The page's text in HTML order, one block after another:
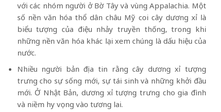
với các nhóm người ở Bờ Tây và vùng Appalachia. Một
số nền văn hóa thổ dân châu Mỹ coi cây dương xỉ là
biểu tượng của điệu nhảy truyền thống, trong khi
những nền văn hóa khác lại xem chúng là dấu hiệu của
nước.
Nhiều người bản địa tin rằng cây dương xỉ tượng
trưng cho sự sống mới, sự tái sinh và những khởi đầu
mới. Ở Nhật Bản, dương xỉ tượng trưng cho gia đình
và niềm hy vọng vào tương lai.